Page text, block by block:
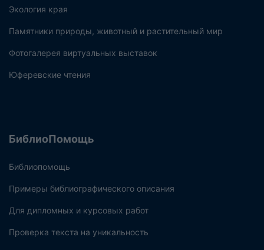
Экология края
Памятники природы, животный и растительный мир
Фотогалерея виртуальных выставок
Юферевские чтения
БиблиоПомощь
Библиопомощь
Примеры библиографического описания
Для дипломных и курсовых работ
Проверка текста на уникальность